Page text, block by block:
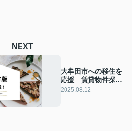
NEXT
大牟田市への移住を
応援 賃貸物件探し
のコツと魅力的なエ
2025.08.12